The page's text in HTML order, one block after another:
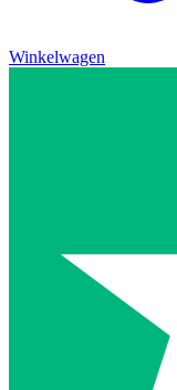
Winkelwagen